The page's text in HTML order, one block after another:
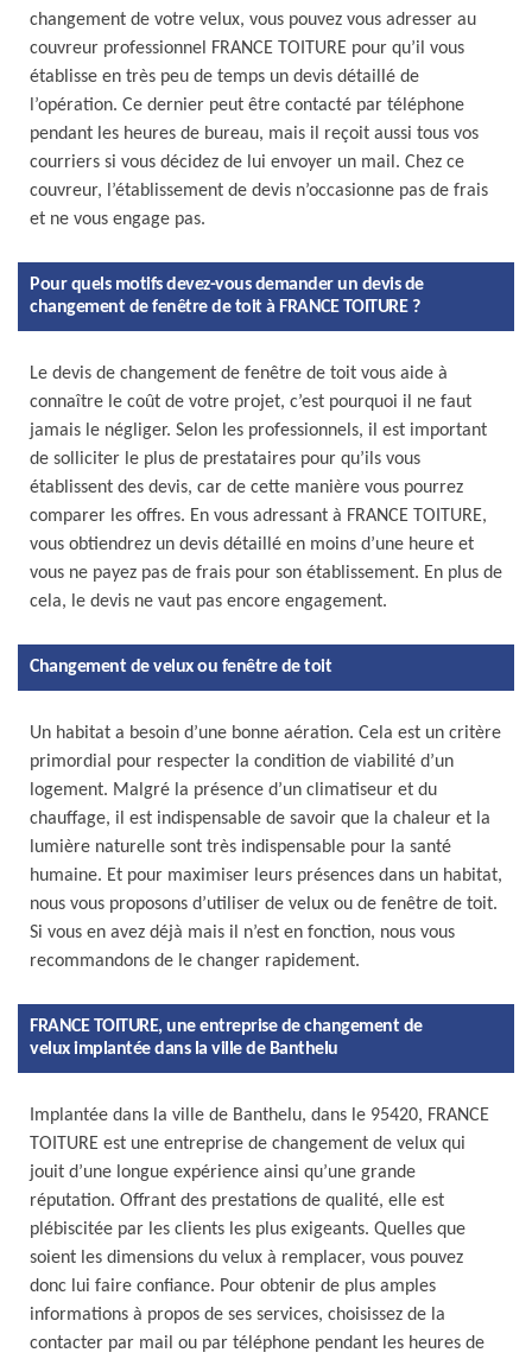
changement de votre velux, vous pouvez vous adresser au
couvreur professionnel FRANCE TOITURE pour qu’il vous
établisse en très peu de temps un devis détaillé de
l’opération. Ce dernier peut être contacté par téléphone
pendant les heures de bureau, mais il reçoit aussi tous vos
courriers si vous décidez de lui envoyer un mail. Chez ce
couvreur, l’établissement de devis n’occasionne pas de frais
et ne vous engage pas.
Pour quels motifs devez-vous demander un devis de
changement de fenêtre de toit à FRANCE TOITURE ?
Le devis de changement de fenêtre de toit vous aide à
connaître le coût de votre projet, c’est pourquoi il ne faut
jamais le négliger. Selon les professionnels, il est important
de solliciter le plus de prestataires pour qu’ils vous
établissent des devis, car de cette manière vous pourrez
comparer les offres. En vous adressant à FRANCE TOITURE,
vous obtiendrez un devis détaillé en moins d’une heure et
vous ne payez pas de frais pour son établissement. En plus de
cela, le devis ne vaut pas encore engagement.
Changement de velux ou fenêtre de toit
Un habitat a besoin d’une bonne aération. Cela est un critère
primordial pour respecter la condition de viabilité d’un
logement. Malgré la présence d’un climatiseur et du
chauffage, il est indispensable de savoir que la chaleur et la
lumière naturelle sont très indispensable pour la santé
humaine. Et pour maximiser leurs présences dans un habitat,
nous vous proposons d’utiliser de velux ou de fenêtre de toit.
Si vous en avez déjà mais il n’est en fonction, nous vous
recommandons de le changer rapidement.
FRANCE TOITURE, une entreprise de changement de
velux implantée dans la ville de Banthelu
Implantée dans la ville de Banthelu, dans le 95420, FRANCE
TOITURE est une entreprise de changement de velux qui
jouit d’une longue expérience ainsi qu’une grande
réputation. Offrant des prestations de qualité, elle est
plébiscitée par les clients les plus exigeants. Quelles que
soient les dimensions du velux à remplacer, vous pouvez
donc lui faire confiance. Pour obtenir de plus amples
informations à propos de ses services, choisissez de la
contacter par mail ou par téléphone pendant les heures de